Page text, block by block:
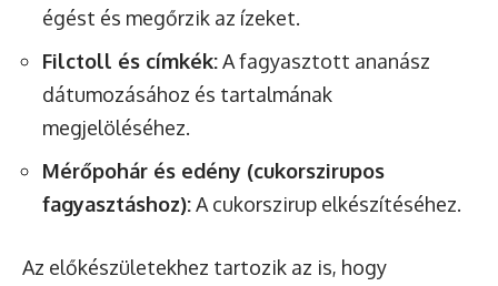
égést és megőrzik az ízeket.
Filctoll és címkék:A fagyasztott ananász
dátumozásához és tartalmának
megjelöléséhez.
Mérőpohár és edény (cukorszirupos
fagyasztáshoz):A cukorszirup elkészítéséhez.
Az előkészületekhez tartozik az is, hogy